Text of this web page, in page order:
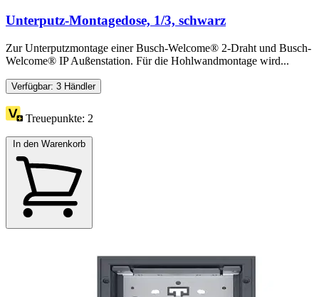
Unterputz-Montagedose, 1/3, schwarz
Zur Unterputzmontage einer Busch-Welcome® 2-Draht und Busch-
Welcome® IP Außenstation. Für die Hohlwandmontage wird...
Verfügbar: 3 Händler
Treuepunkte: 2
In den Warenkorb